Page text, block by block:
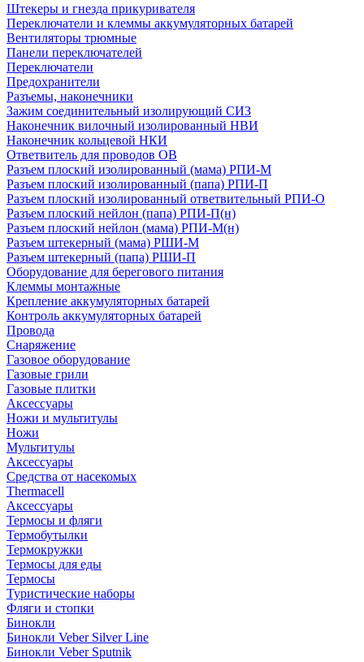
Штекеры и гнезда прикуривателя
Переключатели и клеммы аккумуляторных батарей
Вентиляторы трюмные
Панели переключателей
Переключатели
Предохранители
Разъемы, наконечники
Зажим соединительный изолирующий СИЗ
Наконечник вилочный изолированный НВИ
Наконечник кольцевой НКИ
Ответвитель для проводов ОВ
Разъем плоский изолированный (мама) РПИ-М
Разъем плоский изолированный (папа) РПИ-П
Разъем плоский изолированный ответвительный РПИ-О
Разъем плоский нейлон (папа) РПИ-П(н)
Разъем плоский нейлон (мама) РПИ-М(н)
Разъем штекерный (мама) РШИ-М
Разъем штекерный (папа) РШИ-П
Оборудование для берегового питания
Клеммы монтажные
Крепление аккумуляторных батарей
Контроль аккумуляторных батарей
Провода
Снаряжение
Газовое оборудование
Газовые грили
Газовые плитки
Аксессуары
Ножи и мультитулы
Ножи
Мультитулы
Аксессуары
Средства от насекомых
Thermacell
Аксессуары
Термосы и фляги
Термобутылки
Термокружки
Термосы для еды
Термосы
Туристические наборы
Фляги и стопки
Бинокли
Бинокли Veber Silver Line
Бинокли Veber Sputnik